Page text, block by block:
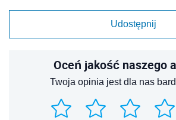
Udostępnij
Oceń jakość naszego
Twoja opinia jest dla nas